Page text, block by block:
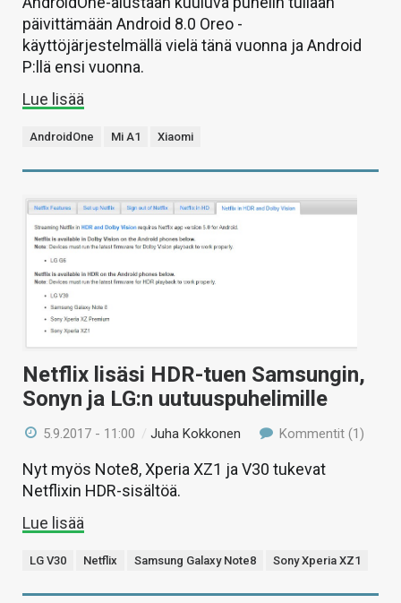
päivittämään Android 8.0 Oreo -
käyttöjärjestelmällä vielä tänä vuonna ja Android
P:llä ensi vuonna.
Lue lisää
AndroidOne Mi A1 Xiaomi
Netflix lisäsi HDR-tuen Samsungin,
Sonyn ja LG:n uutuuspuhelimille
5.9.2017 - 11:00 /Juha Kokkonen Kommentit (1)
Nyt myös Note8, Xperia XZ1 ja V30 tukevat
Netflixin HDR-sisältöä.
Lue lisää
LG V30 Netflix Samsung Galaxy Note8 Sony Xperia XZ1